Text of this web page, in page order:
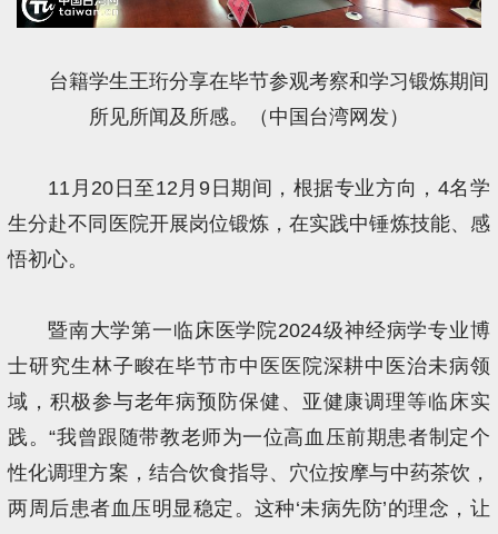
台籍学生王珩分享在毕节参观考察和学习锻炼期间
所见所闻及所感。（中国台湾网发）
11月20日至12月9日期间，根据专业方向，4名学
生分赴不同医院开展岗位锻炼，在实践中锤炼技能、感
悟初心。
暨南大学第一临床医学院2024级神经病学专业博
士研究生林子畯在毕节市中医医院深耕中医治未病领
域，积极参与老年病预防保健、亚健康调理等临床实
践。“我曾跟随带教老师为一位高血压前期患者制定个
性化调理方案，结合饮食指导、穴位按摩与中药茶饮，
两周后患者血压明显稳定。这种‘未病先防’的理念，让